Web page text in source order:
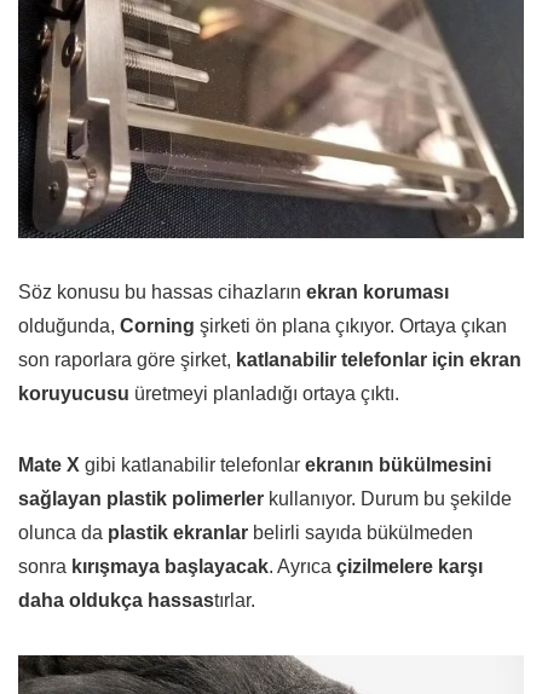
Söz konusu bu hassas cihazların ekran koruması
olduğunda, Corning şirketi ön plana çıkıyor. Ortaya çıkan
son raporlara göre şirket, katlanabilir telefonlar için ekran
koruyucusu üretmeyi planladığı ortaya çıktı.
Mate X gibi katlanabilir telefonlar ekranın bükülmesini
sağlayan plastik polimerler kullanıyor. Durum bu şekilde
olunca da plastik ekranlar belirli sayıda bükülmeden
sonra kırışmaya başlayacak. Ayrıca çizilmelere karşı
daha oldukça hassastırlar.